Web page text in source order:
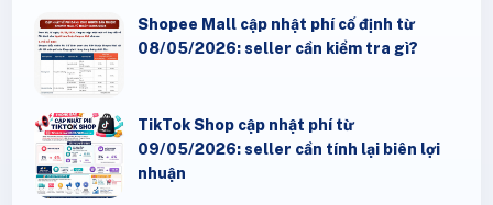
Shopee Mall cập nhật phí cố định từ
08/05/2026: seller cần kiểm tra gì?
TikTok Shop cập nhật phí từ
09/05/2026: seller cần tính lại biên lợi
nhuận